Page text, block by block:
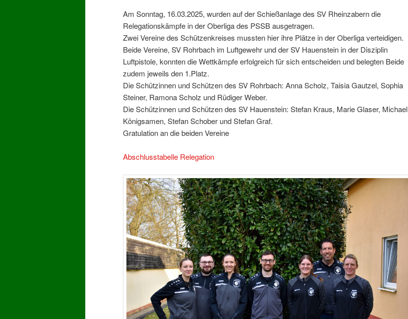
Am Sonntag, 16.03.2025, wurden auf der Schießanlage des SV Rheinzabern die
Relegationskämpfe in der Oberliga des PSSB ausgetragen.
Zwei Vereine des Schützenkreises mussten hier ihre Plätze in der Oberliga verteidigen.
Beide Vereine, SV Rohrbach im Luftgewehr und der SV Hauenstein in der Disziplin
Luftpistole, konnten die Wettkämpfe erfolgreich für sich entscheiden und belegten Beide
zudem jeweils den 1.Platz.
Die Schützinnen und Schützen des SV Rohrbach: Anna Scholz, Taisia Gautzel, Sophia
Steiner, Ramona Scholz und Rüdiger Weber.
Die Schützinnen und Schützen des SV Hauenstein: Stefan Kraus, Marie Glaser, Michael
Königsamen, Stefan Schober und Stefan Graf.
Gratulation an die beiden Vereine
Abschlusstabelle Relegation